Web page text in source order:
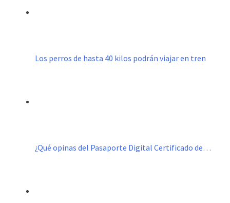
Los perros de hasta 40 kilos podrán viajar en tren
¿Qué opinas del Pasaporte Digital Certificado de…